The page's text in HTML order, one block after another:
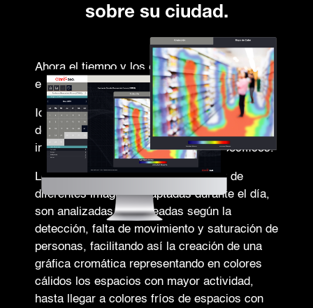
sobre su ciudad.
Ahora el tiempo y los espacios se mostrarán
en rojo.
Identifica las áreas con saturación o alto flujo
de personas en diferentes puntos de sus
instalaciones según días y horas específicos.
Los mapas de calor se crean a partir de
diferentes imágenes captadas durante el día,
son analizadas y coloreadas según la
detección, falta de movimiento y saturación de
personas, facilitando así la creación de una
gráfica cromática representando en colores
cálidos los espacios con mayor actividad,
hasta llegar a colores fríos de espacios con